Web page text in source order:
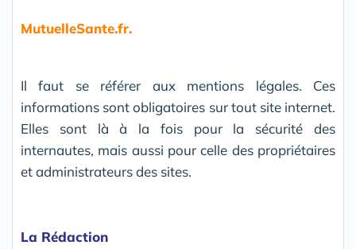
MutuelleSante.fr.
Il faut se référer aux mentions légales. Ces
informations sont obligatoires sur tout site internet.
Elles sont là à la fois pour la sécurité des
internautes, mais aussi pour celle des propriétaires
et administrateurs des sites.
La Rédaction